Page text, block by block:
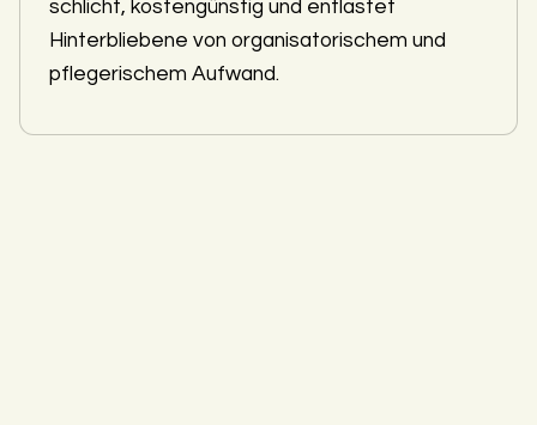
schlicht, kostengünstig und entlastet
Hinterbliebene von organisatorischem und
pflegerischem Aufwand.